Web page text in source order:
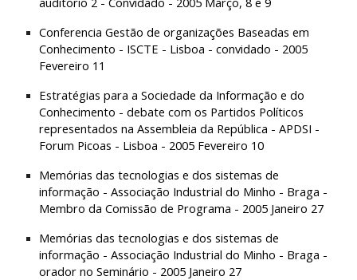
Conferencia Gestão de organizações Baseadas em
Conhecimento - ISCTE - Lisboa - convidado - 2005
Fevereiro 11
Estratégias para a Sociedade da Informação e do
Conhecimento - debate com os Partidos Políticos
representados na Assembleia da República - APDSI -
Forum Picoas - Lisboa - 2005 Fevereiro 10
Memórias das tecnologias e dos sistemas de
informação - Associação Industrial do Minho - Braga -
Membro da Comissão de Programa - 2005 Janeiro 27
Memórias das tecnologias e dos sistemas de
informação - Associação Industrial do Minho - Braga -
orador no Seminário - 2005 Janeiro 27